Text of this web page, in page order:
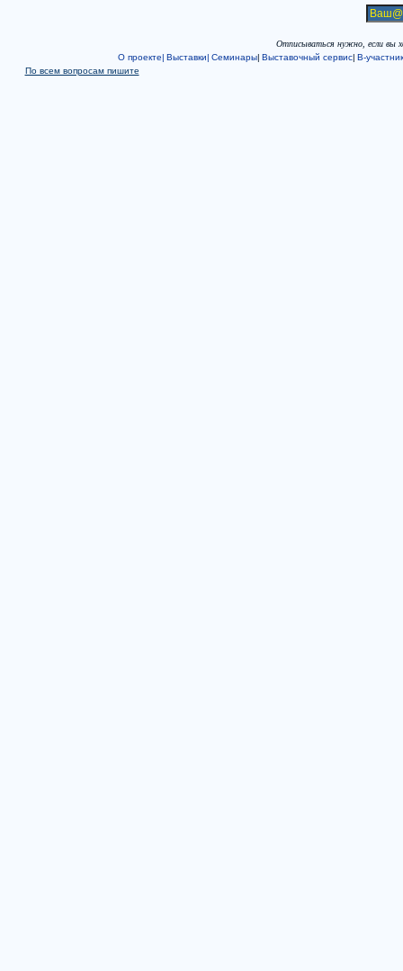
Отписываться нужно, если вы
О проекте| Выставки| Семинары| Выставочный сервис| В-
По всем вопросам пишите